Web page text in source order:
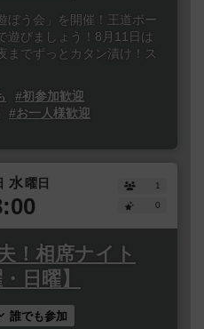
ぼう会」を開催！王道ボー
遊びましょう！8月11日は
までずっとカタン漬け！ス
#初参加歓迎
#お一人様歓迎
水曜日
1
0
！相席ナイト
日曜】
誰でも参加